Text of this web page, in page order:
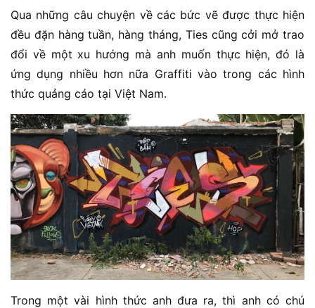
Qua những câu chuyện về các bức vẽ được thực hiện
đều đặn hàng tuần, hàng tháng, Ties cũng cởi mở trao
đổi về một xu hướng mà anh muốn thực hiện, đó là
ứng dụng nhiều hơn nữa Graffiti vào trong các hình
thức quảng cáo tại Việt Nam.
Trong một vài hình thức anh đưa ra, thì anh có chú